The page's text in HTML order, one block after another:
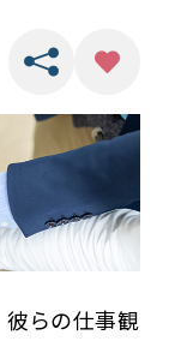
彼らの仕事観